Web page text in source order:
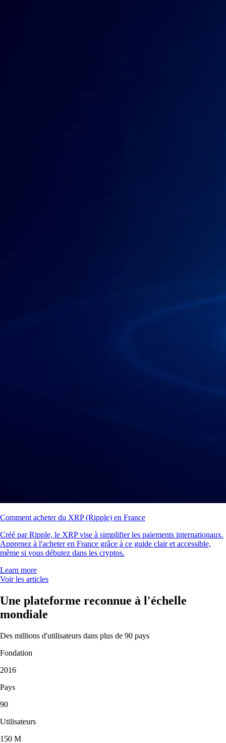
Comment acheter du XRP (Ripple) en France
Créé par Ripple, le XRP vise à simplifier les paiements internationaux.
Apprenez à l'acheter en France grâce à ce guide clair et accessible,
même si vous débutez dans les cryptos.
Learn more
Voir les articles
Une plateforme reconnue à l'échelle
mondiale
Des millions d'utilisateurs dans plus de 90 pays
Fondation
2016
Pays
90
Utilisateurs
150 M